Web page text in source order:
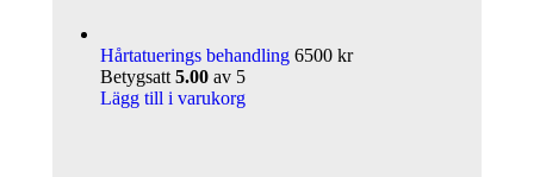
Hårtatuerings behandling 6500 kr
Betygsatt 5.00 av 5
Lägg till i varukorg